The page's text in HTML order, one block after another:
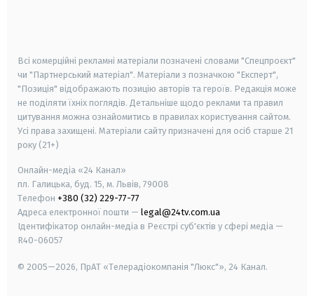
Всі комерційні рекламні матеріали позначені словами "Спецпроєкт"
чи "Партнерський матеріал". Матеріали з позначкою "Експерт",
"Позиція" відображають позицію авторів та героїв. Редакція може
не поділяти їхніх поглядів. Детальніше щодо реклами та правил
цитування можна ознайомитись в правилах користування сайтом.
Усі права захищені. Матеріали сайту призначені для осіб старше 21
року (21+)
Онлайн-медіа «24 Канал»
пл. Галицька, буд. 15, м. Львів, 79008
Телефон +380 (32) 229-77-77
Адреса електронної пошти — legal@24tv.com.ua
Ідентифікатор онлайн-медіа в Реєстрі суб'єктів у сфері медіа —
R40-06057
© 2005—2026, ПрАТ «Телерадіокомпанія "Люкс"», 24 Канал.